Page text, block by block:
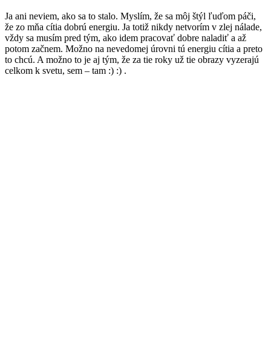
Ja ani neviem, ako sa to stalo. Myslím, že sa môj štýl ľuďom páči,
že zo mňa cítia dobrú energiu. Ja totiž nikdy netvorím v zlej nálade,
vždy sa musím pred tým, ako idem pracovať dobre naladiť a až
potom začnem. Možno na nevedomej úrovni tú energiu cítia a preto
to chcú. A možno to je aj tým, že za tie roky už tie obrazy vyzerajú
celkom k svetu, sem – tam :) :) .